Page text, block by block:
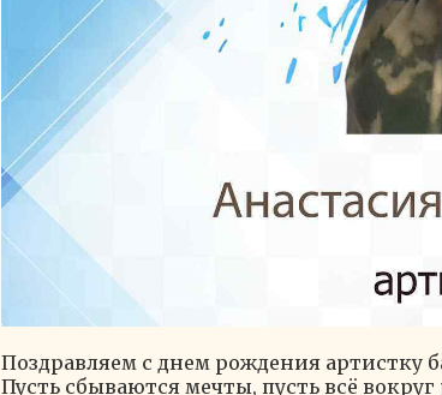
Поздравляем с днем рождения артистку
Пусть сбываются мечты, пусть всё